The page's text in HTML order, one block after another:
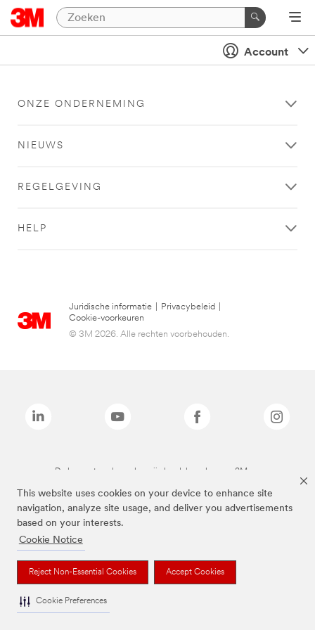
This website uses cookies on your device to enhance site
navigation, analyze site usage, and deliver you advertisements
based on your interests.
Cookie Notice
Reject Non-Essential Cookies Accept Cookies
Cookie Preferences
Account
ONZE ONDERNEMING
NIEUWS
REGELGEVING
HELP
Juridische informatie Privacybeleid
Cookie-voorkeuren
© 3M 2026. Alle rechten voorbehouden.
De bovenstaande merken zijn handelsmerken van 3M.we